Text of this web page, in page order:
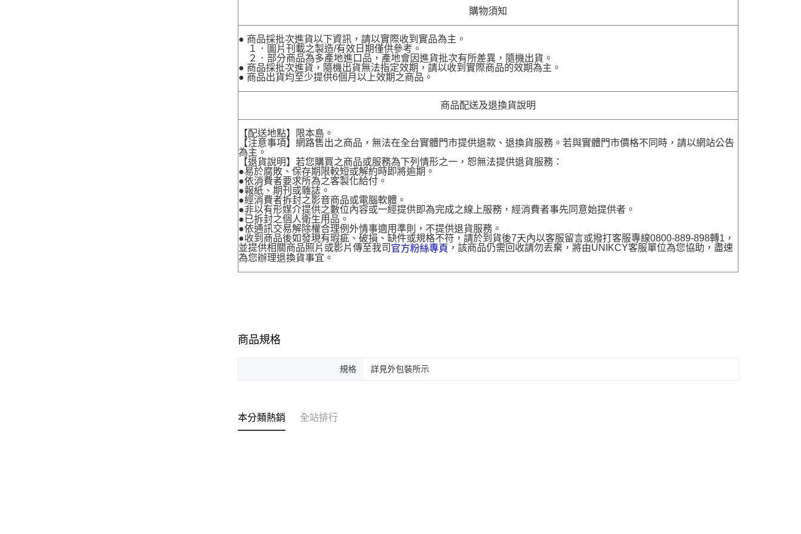
購物須知
● 商品採批次進貨以下資訊，請以實際收到實品為主。
１．圖片刊載之製造/有效日期僅供參考。
２．部分商品為多產地進口品，產地會因進貨批次有所差異，隨機出貨。
● 商品採批次進貨，隨機出貨無法指定效期，請以收到實際商品的效期為主。
● 商品出貨均至少提供6個月以上效期之商品。
商品配送及退換貨說明
【配送地點】限本島。
【注意事項】網路售出之商品，無法在全台實體門市提供退款、退換貨服務。若與實體門市價格不同時，請以網站公告
為主。
【退貨說明】若您購買之商品或服務為下列情形之一，恕無法提供退貨服務：
●易於腐敗、保存期限較短或解約時即將逾期。
●依消費者要求所為之客製化給付。
●報紙、期刊或雜誌。
●經消費者拆封之影音商品或電腦軟體。
●非以有形媒介提供之數位內容或一經提供即為完成之線上服務，經消費者事先同意始提供者。
●已拆封之個人衛生用品。
●依通訊交易解除權合理例外情事適用準則，不提供退貨服務。
●收到商品後如發現有瑕疵、破損、缺件或規格不符，請於到貨後7天內以客服留言或撥打客服專線0800-889-898轉1，
並提供相關商品照片或影片傳至我司 官方粉絲專頁 ，該商品仍需回收請勿丟棄，將由UNIKCY客服單位為您協助，盡速
為您辦理退換貨事宜。
商品規格
規格 詳見外包裝所示
本分類熱銷 全站排行